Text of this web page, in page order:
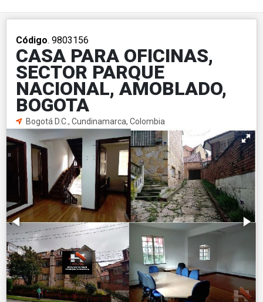
Código. 9803156
CASA PARA OFICINAS,
SECTOR PARQUE
NACIONAL, AMOBLADO,
BOGOTA
Bogotá D.C., Cundinamarca, Colombia